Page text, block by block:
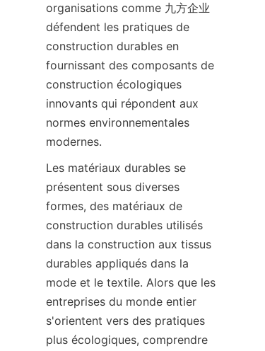
organisations comme 九方企业
défendent les pratiques de
construction durables en
fournissant des composants de
construction écologiques
innovants qui répondent aux
normes environnementales
modernes.
Les matériaux durables se
présentent sous diverses
formes, des matériaux de
construction durables utilisés
dans la construction aux tissus
durables appliqués dans la
mode et le textile. Alors que les
entreprises du monde entier
s'orientent vers des pratiques
plus écologiques, comprendre